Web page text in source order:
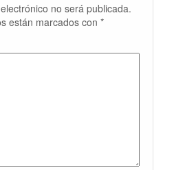
no será publicada.
están marcados con *